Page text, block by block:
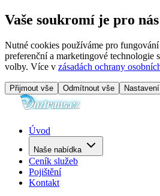
Vaše soukromí je pro
Nutné cookies používáme pro
preferenční a marketingové technologie
volby. Více v zásadách ochrany
Přijmout vše Odmítnout vše Nastavení
Úvod
Naše nabídka
Ceník služeb
Pojištění
Kontakt